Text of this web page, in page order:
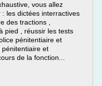
vous allez
les dictées interractives
des tractions ,
pied , réussir les tests
pénitentiaire et
et
de la fonction...